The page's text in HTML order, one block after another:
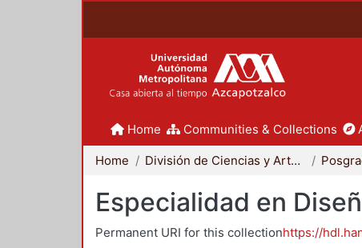
Home Communities & Collections
Home División de Ciencias y Artes para el Diseño
Especialidad en
Permanent URI for this collectionhttps://